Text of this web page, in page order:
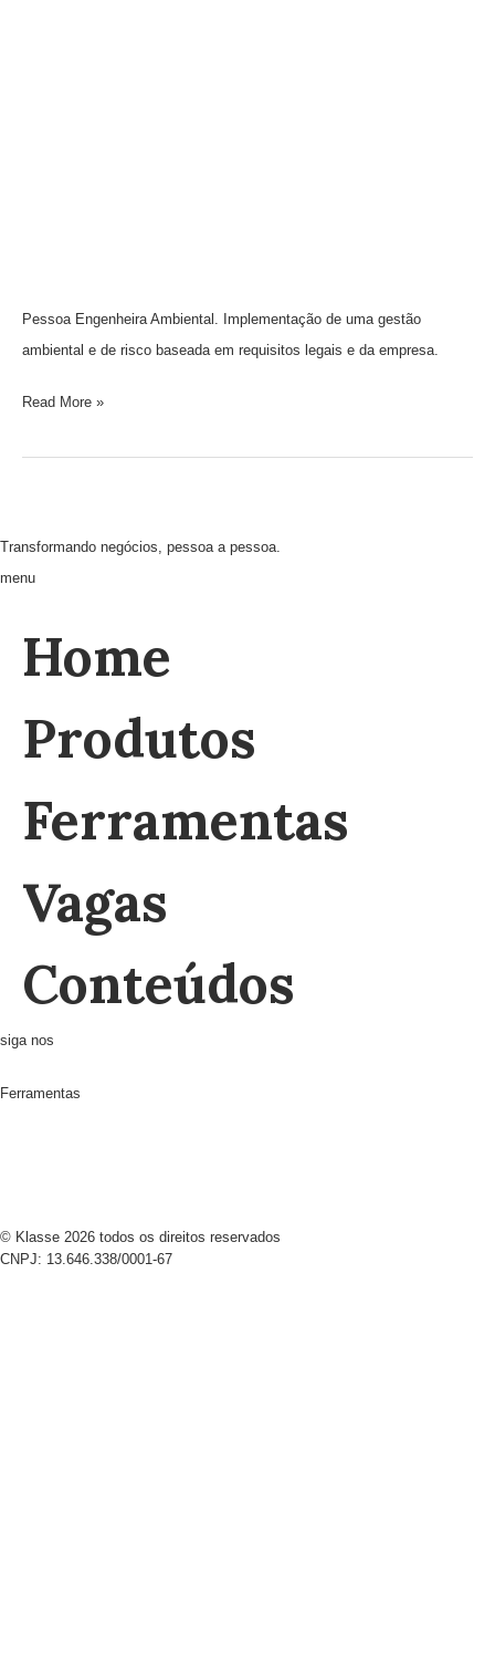
Pessoa Engenheira Ambiental. Implementação de uma gestão
ambiental e de risco baseada em requisitos legais e da empresa.
Read More »
Transformando negócios, pessoa a pessoa.
menu
Home
Produtos
Ferramentas
Vagas
Conteúdos
siga nos
Ferramentas
© Klasse 2026 todos os direitos reservados
CNPJ: 13.646.338/0001-67